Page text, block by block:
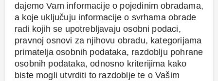
dajemo Vam informacije o pojedinim obradama,
a koje uključuju informacije o svrhama obrade
radi kojih se upotrebljavaju osobni podaci,
pravnoj osnovi za njihovu obradu, kategorijama
primatelja osobnih podataka, razdoblju pohrane
osobnih podataka, odnosno kriterijima kako
biste mogli utvrditi to razdoblje te o Vašim